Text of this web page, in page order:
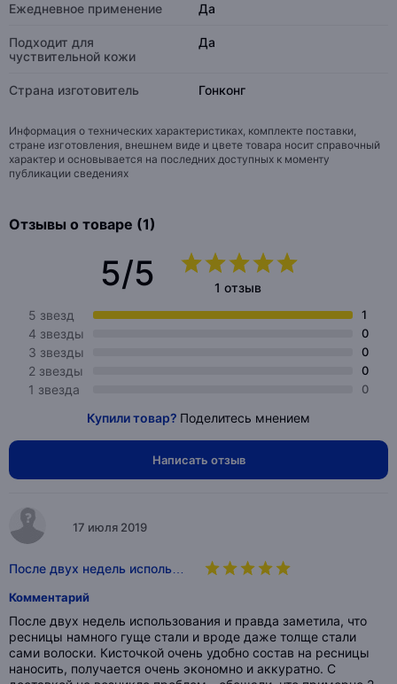
Eжедневное применение Да
Подходит для
чуствительной кожи
Да
Страна изготовитель Гонконг
Информация о технических характеристиках, комплекте поставки,
стране изготовления, внешнем виде и цвете товара носит справочный
характер и основывается на последних доступных к моменту
публикации сведениях
Отзывы о товаре (1)
5/5
1 отзыв
5 звезд
1
4 звезды 0
3 звезды 0
2 звезды 0
1 звезда 0
Купили товар? Поделитесь мнением
Написать отзыв
17 июля 2019
После двух недель исполь…
Комментарий
После двух недель использования и правда заметила, что
ресницы намного гуще стали и вроде даже толще стали
сами волоски. Кисточкой очень удобно состав на ресницы
наносить, получается очень экономно и аккуратно. С